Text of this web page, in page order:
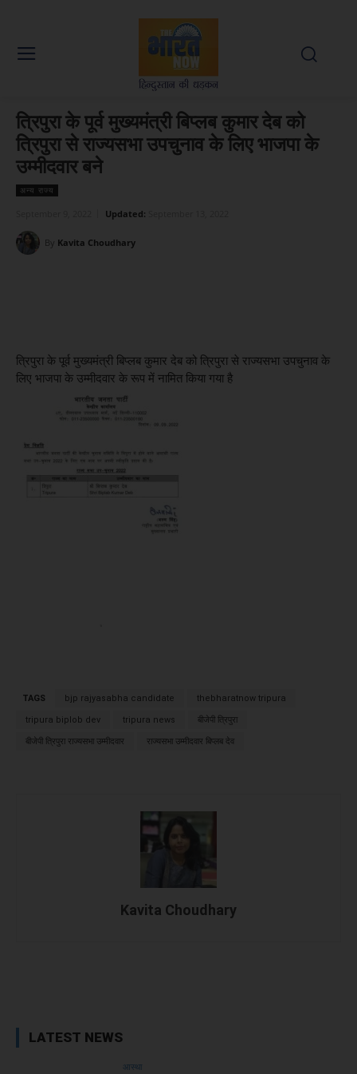
त्रिपुरा के पूर्व मुख्यमंत्री बिप्लब कुमार देब को
त्रिपुरा से राज्यसभा उपचुनाव के लिए भाजपा के
उम्मीदवार बने
अन्य राज्य
Updated:
By Kavita Choudhary
त्रिपुरा के पूर्व मुख्यमंत्री बिप्लब कुमार देब को त्रिपुरा से राज्यसभा उपचुनाव के
लिए भाजपा के उम्मीदवार के रूप में नामित किया गया है
TAGS bjp rajyasabha candidate thebharatnow tripura
tripura biplob dev tripura news बीजेपी त्रिपुरा
बीजेपी त्रिपुरा राज्यसभा उम्मीदवार राज्यसभा उम्मीदवार बिप्लब देव
Kavita Choudhary
LATEST NEWS
आस्था